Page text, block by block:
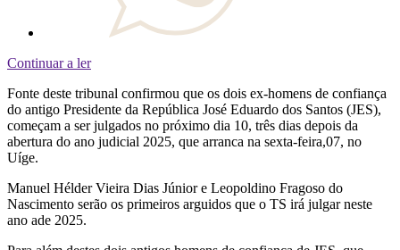
Continuar a ler
Fonte deste tribunal confirmou que os dois ex-homens de confiança
do antigo Presidente da República José Eduardo dos Santos (JES),
começam a ser julgados no próximo dia 10, três dias depois da
abertura do ano judicial 2025, que arranca na sexta-feira,07, no
Uíge.
Manuel Hélder Vieira Dias Júnior e Leopoldino Fragoso do
Nascimento serão os primeiros arguidos que o TS irá julgar neste
ano ade 2025.